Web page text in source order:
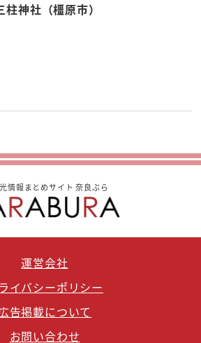
柱神社（橿原市）
情報まとめサイト 奈良ぶら
運営会社
イバシーポリシー
告掲載について
お問い合わせ